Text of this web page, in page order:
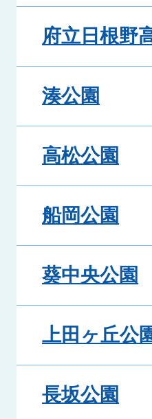
府立日根野
湊公園
高松公園
船岡公園
葵中央公園
上田ヶ丘公
長坂公園